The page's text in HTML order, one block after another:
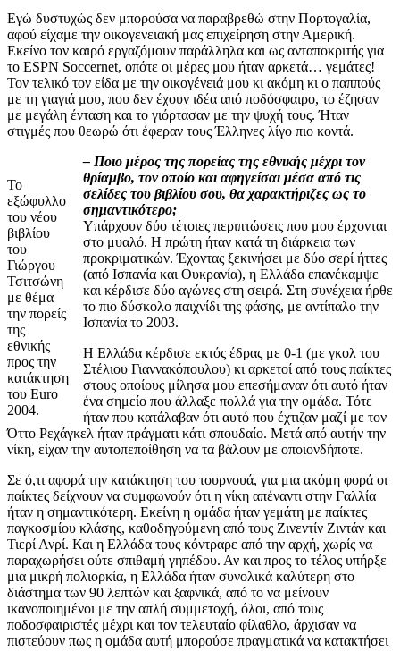
Εγώ δυστυχώς δεν μπορούσα να παραβρεθώ στην Πορτογαλία,
αφού είχαμε την οικογενειακή μας επιχείρηση στην Αμερική.
Εκείνο τον καιρό εργαζόμουν παράλληλα και ως ανταποκριτής για
το ESPN Soccernet, οπότε οι μέρες μου ήταν αρκετά… γεμάτες!
Τον τελικό τον είδα με την οικογένειά μου κι ακόμη κι ο παππούς
με τη γιαγιά μου, που δεν έχουν ιδέα από ποδόσφαιρο, το έζησαν
με μεγάλη ένταση και το γιόρτασαν με την ψυχή τους. Ήταν
στιγμές που θεωρώ ότι έφεραν τους Έλληνες λίγο πιο κοντά.
Το
εξώφυλλο
του νέου
βιβλίου
του
Γιώργου
Τσιτσώνη
με θέμα
την πορείς
της
εθνικής
προς την
κατάκτηση
του Euro
2004.
– Ποιο μέρος της πορείας της εθνικής μέχρι τον
θρίαμβο, τον οποίο και αφηγείσαι μέσα από τις
σελίδες του βιβλίου σου, θα χαρακτήριζες ως το
σημαντικότερο;
Υπάρχουν δύο τέτοιες περιπτώσεις που μου έρχονται
στο μυαλό. Η πρώτη ήταν κατά τη διάρκεια των
προκριματικών. Έχοντας ξεκινήσει με δύο σερί ήττες
(από Ισπανία και Ουκρανία), η Ελλάδα επανέκαμψε
και κέρδισε δύο αγώνες στη σειρά. Στη συνέχεια ήρθε
το πιο δύσκολο παιχνίδι της φάσης, με αντίπαλο την
Ισπανία το 2003.
Η Ελλάδα κέρδισε εκτός έδρας με 0-1 (με γκολ του
Στέλιου Γιαννακόπουλου) κι αρκετοί από τους παίκτες
στους οποίους μίλησα μου επεσήμαναν ότι αυτό ήταν
ένα σημείο που άλλαξε πολλά για την ομάδα. Τότε
ήταν που κατάλαβαν ότι αυτό που έχτιζαν μαζί με τον
Όττο Ρεχάγκελ ήταν πράγματι κάτι σπουδαίο. Μετά από αυτήν την
νίκη, είχαν την αυτοπεποίθηση να τα βάλουν με οποιονδήποτε.
Σε ό,τι αφορά την κατάκτηση του τουρνουά, για μια ακόμη φορά οι
παίκτες δείχνουν να συμφωνούν ότι η νίκη απέναντι στην Γαλλία
ήταν η σημαντικότερη. Εκείνη η ομάδα ήταν γεμάτη με παίκτες
παγκοσμίου κλάσης, καθοδηγούμενη από τους Ζινεντίν Ζιντάν και
Τιερί Ανρί. Και η Ελλάδα τους κόντραρε από την αρχή, χωρίς να
παραχωρήσει ούτε σπιθαμή γηπέδου. Αν και προς το τέλος υπήρξε
μια μικρή πολιορκία, η Ελλάδα ήταν συνολικά καλύτερη στο
διάστημα των 90 λεπτών και ξαφνικά, από το να μείνουν
ικανοποιημένοι με την απλή συμμετοχή, όλοι, από τους
ποδοσφαιριστές μέχρι και τον τελευταίο φίλαθλο, άρχισαν να
πιστεύουν πως η ομάδα αυτή μπορούσε πραγματικά να κατακτήσει